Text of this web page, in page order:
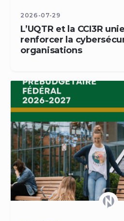
2026-07-29
L’UQTR et la CCI3R
renforcer la
organisations